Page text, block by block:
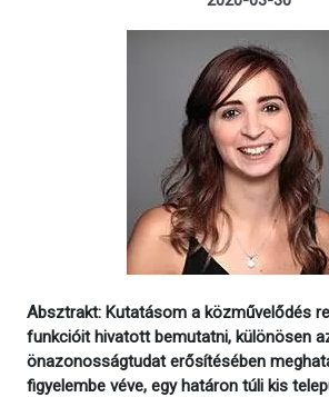
Absztrakt: Kutatásom a közművelődés
funkcióit hivatott bemutatni, különösen
önazonosságtudat erősítésében
figyelembe véve, egy határon túli kis